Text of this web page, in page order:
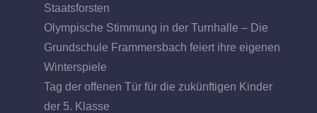
Staatsforsten
Olympische Stimmung in der Turnhalle – Die
Grundschule Frammersbach feiert ihre eigenen
Winterspiele
Tag der offenen Tür für die zukünftigen Kinder
der 5. Klasse